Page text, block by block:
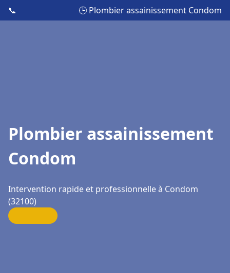
📞 🕒 Plombier assainissement Condom
Plombier assainissement
Condom
Intervention rapide et professionnelle à Condom
(32100)